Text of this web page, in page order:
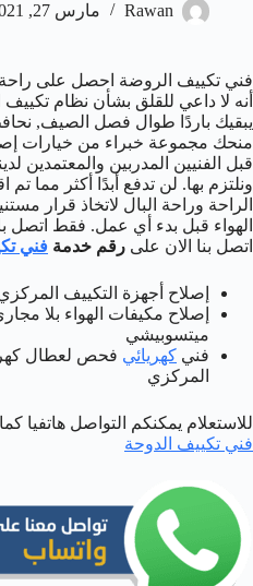
Rawan مارس 27, 2021
فني تكييف الروضة احصل على راحة
أنه لا داعي للقلق بشأن نظام
يبقيك باردًا طوال فصل الصيف,
منحك مجموعة خبراء من خيارات
قبل الفنيين المدربين والمعتمدين
ونلتزم بها. لن تدفع أبدًا أكثر مما
الراحة وراحة البال لاتخاذ قرار
الهواء قبل بدء أي عمل. فقط اتصل
اتصل بنا الان على رقم خدمة فني
إصلاح أجهزة التكييف
إصلاح مكيفات الهواء بلا
ميتسوبيشي
فني كهريائي فحص لعطال
المركزي
للاستعلام يمكنكم التواصل هاتفيا
فني تكييف الدوحة